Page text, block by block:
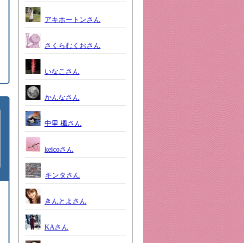
アキホートンさん
さくらむくおさん
いなこさん
かんなさん
中里 楓さん
keicoさん
キンタさん
きんとよさん
KAさん